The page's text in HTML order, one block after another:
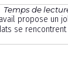
Temps de
propose un
se